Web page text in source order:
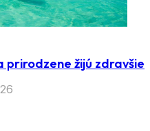
prirodzene žijú zdravšie